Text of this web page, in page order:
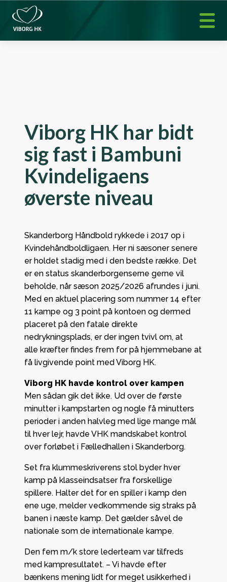
Viborg HK har bidt
sig fast i Bambuni
Kvindeligaens
øverste niveau
Skanderborg Håndbold rykkede i 2017 op i
Kvindehåndboldligaen. Her ni sæsoner senere
er holdet stadig med i den bedste række. Det
er en status skanderborgenserne gerne vil
beholde, når sæson 2025/2026 afrundes i juni.
Med en aktuel placering som nummer 14 efter
11 kampe og 3 point på kontoen og dermed
placeret på den fatale direkte
nedrykningsplads, er der ingen tvivl om, at
alle kræfter findes frem for på hjemmebane at
få livgivende point med Viborg HK.
Viborg HK havde kontrol over kampen
Men sådan gik det ikke. Ud over de første
minutter i kampstarten og nogle få minutters
perioder i anden halvleg med lige mange mål
til hver lejr, havde VHK mandskabet kontrol
over forløbet i Fælledhallen i Skanderborg.
Set fra klummeskriverens stol byder hver
kamp på klasseindsatser fra forskellige
spillere. Halter det for en spiller i kamp den
ene uge, melder vedkommende sig straks på
banen i næste kamp. Det gælder såvel de
nationale som de internationale kampe.
Den fem m/k store lederteam var tilfreds
med kampresultatet. – Vi havde efter
bænkens mening lidt for meget usikkerhed i